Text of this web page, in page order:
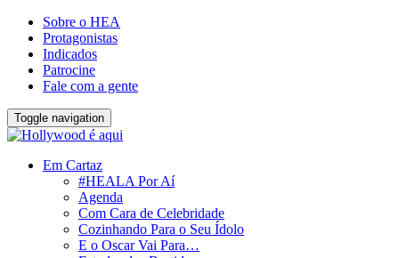
Sobre o HEA
Protagonistas
Indicados
Patrocine
Fale com a gente
Toggle navigation
Em Cartaz
#HEALA Por Aí
Agenda
Com Cara de Celebridade
Cozinhando Para o Seu Ídolo
E o Oscar Vai Para…